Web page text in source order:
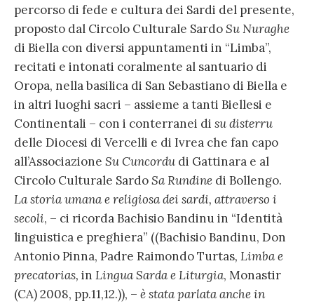
percorso di fede e cultura dei Sardi del presente,
proposto dal Circolo Culturale SardoSu Nuraghe
di Biella con diversi appuntamenti in “Limba”,
recitati e intonati coralmente al santuario di
Oropa, nella basilica di San Sebastiano di Biella e
in altri luoghi sacri – assieme a tanti Biellesi e
Continentali – con i conterranei di su disterru
delle Diocesi di Vercelli e di Ivrea che fan capo
all’Associazione Su Cuncordu di Gattinara e al
Circolo Culturale SardoSa Rundine di Bollengo.
La storia umana e religiosa dei sardi, attraverso i
secoli, – ci ricorda Bachisio Bandinu in “Identità
linguistica e preghiera” ((Bachisio Bandinu, Don
Antonio Pinna, Padre Raimondo Turtas, Limba e
precatorias, in Lingua Sarda e Liturgia, Monastir
(CA) 2008, pp.11,12.)), – è stata parlata anche in